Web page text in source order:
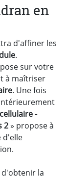
en
d'affiner les
.
sur votre
à maîtriser
. Une fois
-
2» propose à
d'elle
la